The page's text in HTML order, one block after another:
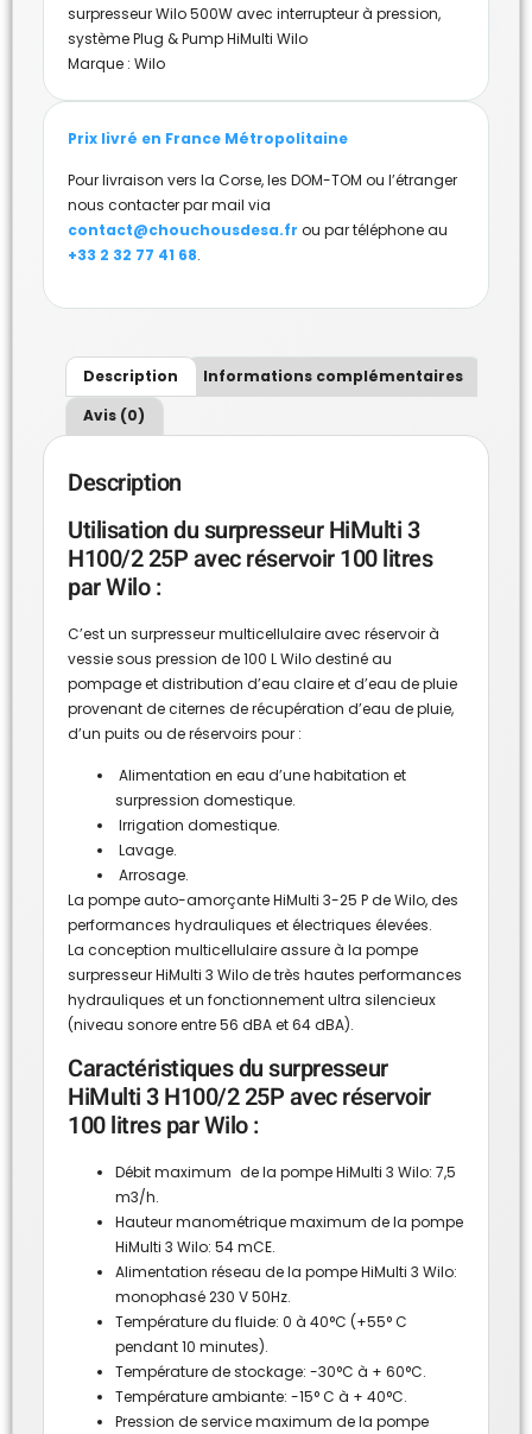
surpresseur Wilo 500W avec interrupteur à pression,
système Plug & Pump HiMulti Wilo
Marque : Wilo
Prix livré en France Métropolitaine
Pour livraison vers la Corse, les DOM-TOM ou l’étranger
nous contacter par mail via
contact@chouchousdesa.fr ou par téléphone au
+33 2 32 77 41 68.
Description
Informations complémentaires
Avis (0)
Description
Utilisation du surpresseur HiMulti 3
H100/2 25P avec réservoir 100 litres
par Wilo :
C’est un surpresseur multicellulaire avec réservoir à
vessie sous pression de 100 L Wilo destiné au
pompage et distribution d’eau claire et d’eau de pluie
provenant de citernes de récupération d’eau de pluie,
d’un puits ou de réservoirs pour :
Alimentation en eau d’une habitation et
surpression domestique.
Irrigation domestique.
Lavage.
Arrosage.
La pompe auto-amorçante HiMulti 3-25 P de Wilo, des
performances hydrauliques et électriques élevées.
La conception multicellulaire assure à la pompe
surpresseur HiMulti 3 Wilo de très hautes performances
hydrauliques et un fonctionnement ultra silencieux
(niveau sonore entre 56 dBA et 64 dBA).
Caractéristiques du surpresseur
HiMulti 3 H100/2 25P avec réservoir
100 litres par Wilo :
Débit maximum de la pompe HiMulti 3 Wilo: 7,5
m3/h.
Hauteur manométrique maximum de la pompe
HiMulti 3 Wilo: 54 mCE.
Alimentation réseau de la pompe HiMulti 3 Wilo:
monophasé 230 V 50Hz.
Température du fluide: 0 à 40°C (+55° C
pendant 10 minutes).
Température de stockage: -30°C à + 60°C.
Température ambiante: -15° C à + 40°C.
Pression de service maximum de la pompe